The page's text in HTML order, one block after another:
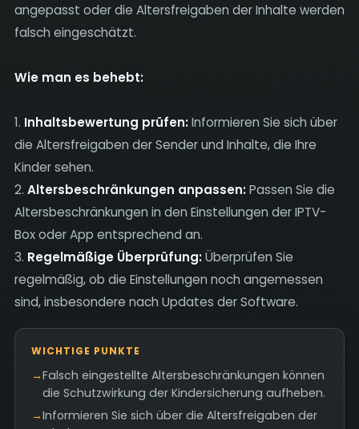
angepasst oder die Altersfreigaben der Inhalte werden
falsch eingeschätzt.
Wie man es behebt:
1. Inhaltsbewertung prüfen:Informieren Sie sich über
die Altersfreigaben der Sender und Inhalte, die Ihre
Kinder sehen.
2. Altersbeschränkungen anpassen:Passen Sie die
Altersbeschränkungen in den Einstellungen der IPTV-
Box oder App entsprechend an.
3. Regelmäßige Überprüfung:Überprüfen Sie
regelmäßig, ob die Einstellungen noch angemessen
sind, insbesondere nach Updates der Software.
WICHTIGE PUNKTE
→Falsch eingestellte Altersbeschränkungen können
die Schutzwirkung der Kindersicherung aufheben.
→Informieren Sie sich über die Altersfreigaben der